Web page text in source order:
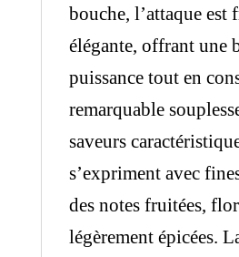
bouche, l’attaque est
élégante, offrant une
puissance tout en
remarquable
saveurs
s’expriment avec
des notes fruitées,
légèrement épicées.